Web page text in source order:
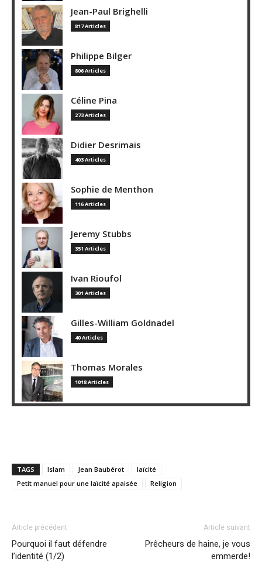
Jean-Paul Brighelli
817 Articles
Philippe Bilger
806 Articles
Céline Pina
273 Articles
Didier Desrimais
403 Articles
Sophie de Menthon
116 Articles
Jeremy Stubbs
351 Articles
Ivan Rioufol
301 Articles
Gilles-William Goldnadel
40 Articles
Thomas Morales
1018 Articles
TAGS Islam Jean Baubérot
laïcité
Petit manuel pour une laïcité apaisée
Religion
Article précédent
Pourquoi il faut défendre
l’identité (1/2)
Article suivant
Prêcheurs de haine, je vous
emmerde!